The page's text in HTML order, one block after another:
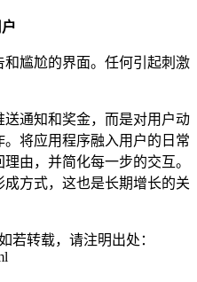
尴尬的界面。任何引起刺激
通知和奖金，而是对用户动
将应用程序融入用户的日常
由，并简化每一步的交互。
方式，这也是长期增长的关
若转载，请注明出处：